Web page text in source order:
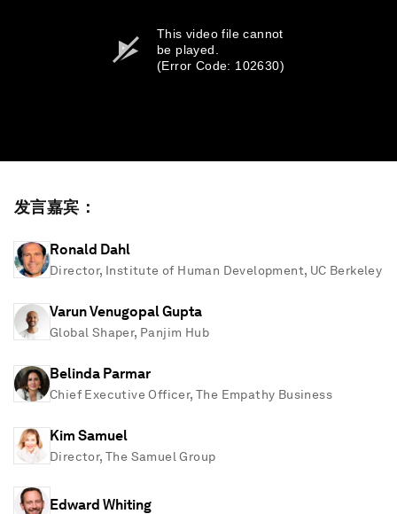
This video file cannot
be played.
(Error Code: 102630)
发言嘉宾：
Ronald Dahl
Director, Institute of Human Development, UC Berkeley
Varun Venugopal Gupta
Global Shaper, Panjim Hub
Belinda Parmar
Chief Executive Officer, The Empathy Business
Kim Samuel
Director, The Samuel Group
Edward Whiting